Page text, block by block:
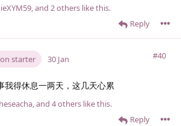
Reply
, and 2others like this.
starter #40
30 Jan
我得休息一两天，这几天心累
Reply
, and 4others like this.